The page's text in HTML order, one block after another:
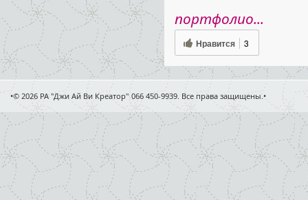
портфолио...
Нравится 3
•© 2026 РА "Джи Ай Ви Креатор" 066 450-9939. Все права защищены.•